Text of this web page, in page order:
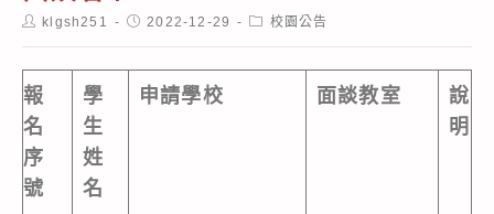
Postklgsh251
Post2022-12-29
Post校園公告
報
名
序
號
學
生
姓
名
申請學校 面談教室
說
明